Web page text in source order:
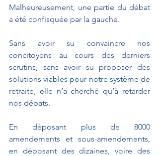
Malheureusement, une partie du débat
a été confisquée par la gauche.
Sans avoir su convaincre nos
concitoyens au cours des derniers
scrutins, sans avoir su proposer des
solutions viables pour notre système de
retraite, elle n’a cherché qu’à retarder
nos débats.
En déposant plus de 8000
amendements et sous-amendements,
en déposant des dizaines, voire des